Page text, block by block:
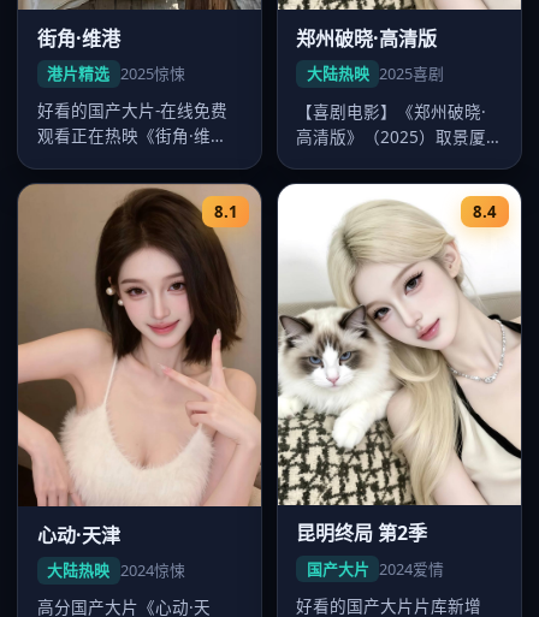
街角·维港
港片精选 2025惊悚
好看的国产大片-在线免费
观看正在热映《街角·维
朝伟主演，…
郑州破晓·高清版
大陆热映 2025喜剧
【喜剧电影】《郑州破晓·
高清版》（2025）取景厦
现、赵丽…
8.1
心动·天津
大陆热映 2024惊悚
高分国产大片《心动·天
8.4
昆明终局 第2季
国产大片 2024爱情
好看的国产大片片库新增